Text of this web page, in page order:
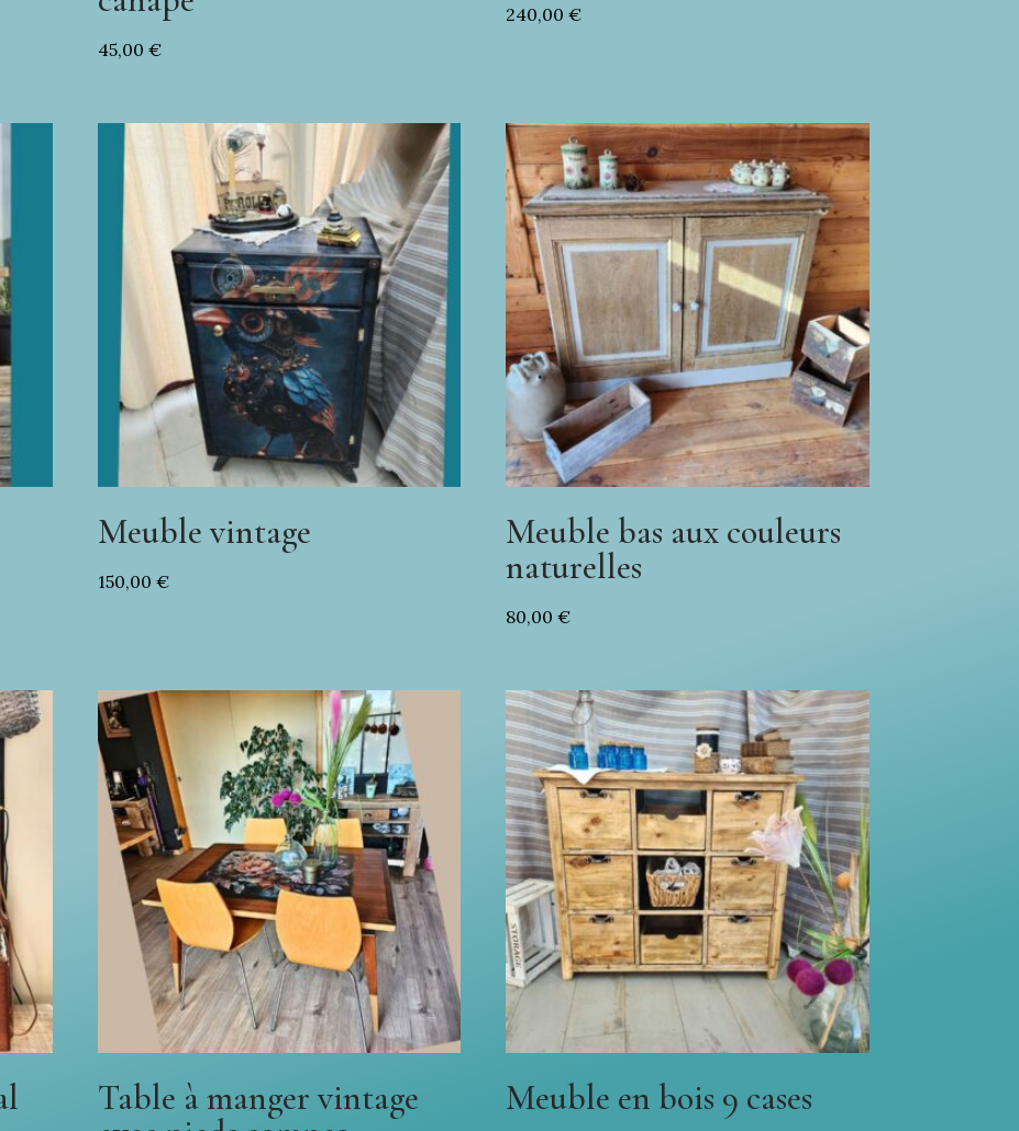
45,00 €
240,00€
Meuble vintage
150,00 €
Meuble bas aux couleurs
naturelles
80,00€
Table à manger vintage
Meuble en bois 9 cases